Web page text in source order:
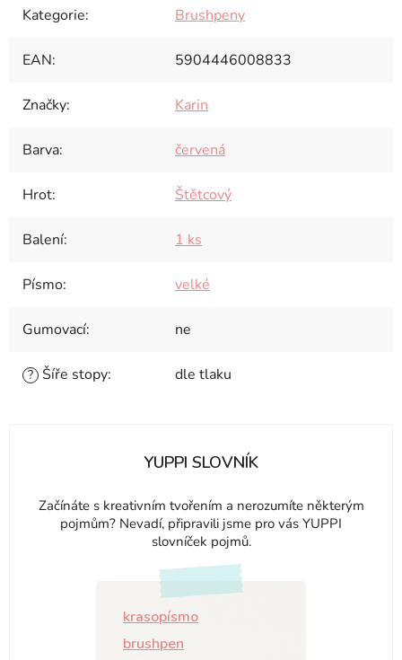
Kategorie: Brushpeny
EAN: 5904446008833
Značky: Karin
Barva: červená
Hrot: Štětcový
Balení: 1 ks
Písmo: velké
Gumovací: ne
? Šíře stopy: dle tlaku
YUPPI SLOVNÍK
Začínáte s kreativním tvořením a nerozumíte některým
pojmům? Nevadí, připravili jsme pro vás YUPPI
slovníček pojmů.
krasopísmo
brushpen